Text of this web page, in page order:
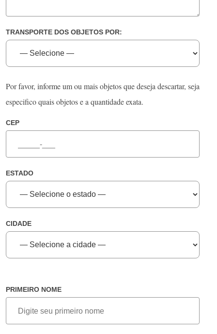
TRANSPORTE DOS OBJETOS POR:
Por favor, informe um ou mais objetos que deseja descartar, seja
especifico quais objetos e a quantidade exata.
CEP
ESTADO
CIDADE
PRIMEIRO NOME